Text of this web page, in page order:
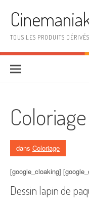
TOUS LES PRODUITS
dans Coloriage
[google_cloaking]
Dessin lapin de